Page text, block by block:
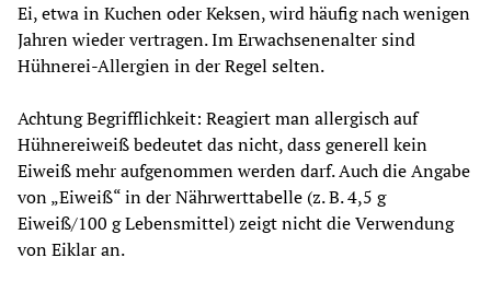
Ei, etwa in Kuchen oder Keksen, wird häufig nach wenigen
Jahren wieder vertragen. Im Erwachsenenalter sind
Hühnerei-Allergien in der Regel selten.
Achtung Begrifflichkeit: Reagiert man allergisch auf
Hühnereiweiß bedeutet das nicht, dass generell kein
Eiweiß mehr aufgenommen werden darf. Auch die Angabe
von „Eiweiß“ in der Nährwerttabelle (z. B. 4,5 g
Eiweiß/100 g Lebensmittel) zeigt nicht die Verwendung
von Eiklar an.